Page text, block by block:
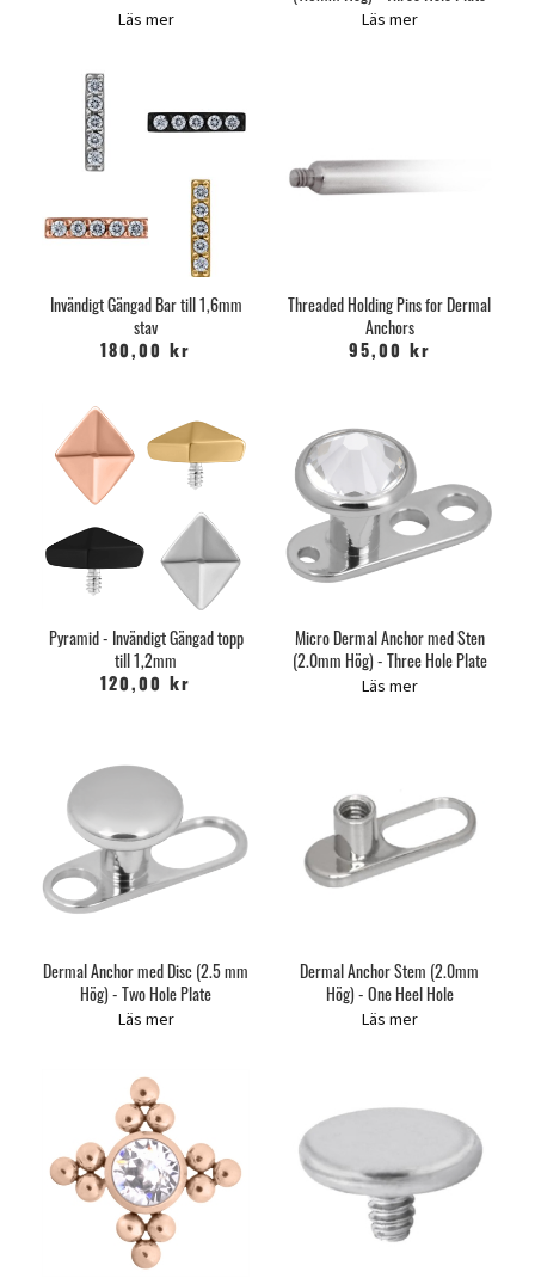
Läs mer Läs mer
Invändigt Gängad Bar till 1,6mm
stav
180,00 kr
Threaded Holding Pins for Dermal
Anchors
95,00 kr
Pyramid - Invändigt Gängad topp
till 1,2mm
120,00 kr
Micro Dermal Anchor med Sten
(2.0mm Hög) - Three Hole Plate
Läs mer
Dermal Anchor med Disc (2.5 mm
Hög) - Two Hole Plate
Läs mer
Dermal Anchor Stem (2.0mm
Hög) - One Heel Hole
Läs mer